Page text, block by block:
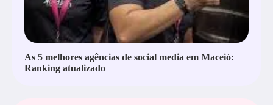
As 5 melhores agências de social media em Maceió:
Ranking atualizado